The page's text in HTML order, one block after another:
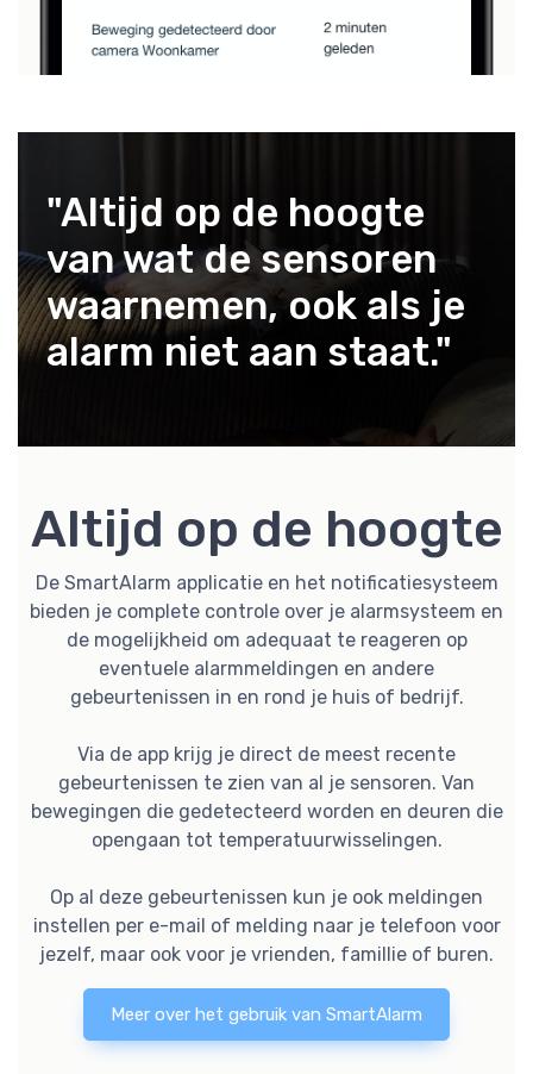
"Altijd op de hoogte
van wat de sensoren
waarnemen, ook als je
alarm niet aan staat."
Altijd op de hoogte
De SmartAlarm applicatie en het notificatiesysteem
bieden je complete controle over je alarmsysteem en
de mogelijkheid om adequaat te reageren op
eventuele alarmmeldingen en andere
gebeurtenissen in en rond je huis of bedrijf.
Via de app krijg je direct de meest recente
gebeurtenissen te zien van al je sensoren. Van
bewegingen die gedetecteerd worden en deuren die
opengaan tot temperatuurwisselingen.
Op al deze gebeurtenissen kun je ook meldingen
instellen per e-mail of melding naar je telefoon voor
jezelf, maar ook voor je vrienden, famillie of buren.
Meer over het gebruik van SmartAlarm